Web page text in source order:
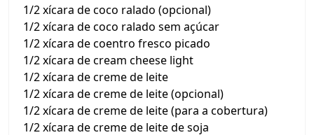
1/2 xícara de coco ralado (opcional)
1/2 xícara de coco ralado sem açúcar
1/2 xícara de coentro fresco picado
1/2 xícara de cream cheese light
1/2 xícara de creme de leite
1/2 xícara de creme de leite (opcional)
1/2 xícara de creme de leite (para a cobertura)
1/2 xícara de creme de leite de soja